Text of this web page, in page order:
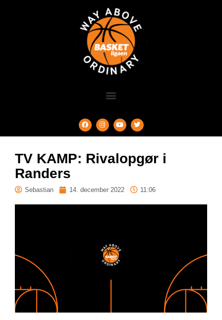
TV KAMP: Rivalopgør i
Randers
Sebastian 14. december 2022 11:06